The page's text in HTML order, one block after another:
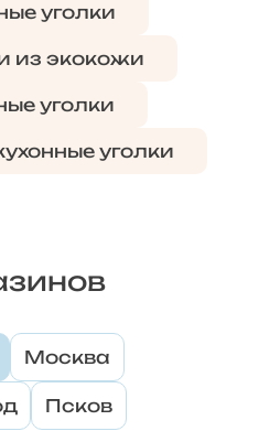
уголки
из экокожи
уголки
уголки
Москва
Псков